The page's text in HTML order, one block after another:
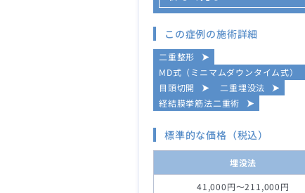
この症例の施術詳細
二重整形
MD式（ミニマムダウンタイム式）
目頭切開
二重埋没法
経結膜挙筋法二重術
標準的な価格（税込）
埋没法
41,000円～211,000円